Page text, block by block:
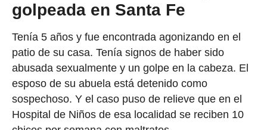
golpeada en Santa Fe
Tenía 5 años y fue encontrada agonizando en el
patio de su casa. Tenía signos de haber sido
abusada sexualmente y un golpe en la cabeza. El
esposo de su abuela está detenido como
sospechoso. Y el caso puso de relieve que en el
Hospital de Niños de esa localidad se reciben 10